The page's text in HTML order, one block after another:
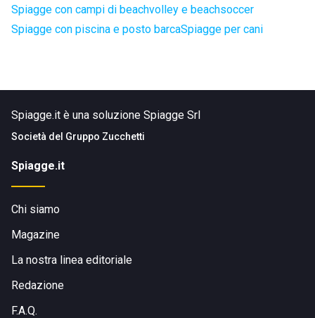
Spiagge con campi di beachvolley e beachsoccer
Spiagge con piscina e posto barcaSpiagge per cani
Spiagge.it è una soluzione Spiagge Srl
Società del Gruppo Zucchetti
Spiagge.it
Chi siamo
Magazine
La nostra linea editoriale
Redazione
F.A.Q.